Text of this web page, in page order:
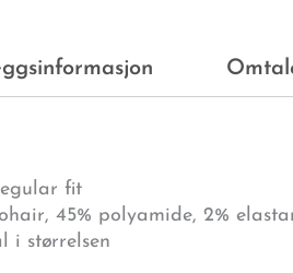
fit
45% polyamide, 2%
i størrelsen